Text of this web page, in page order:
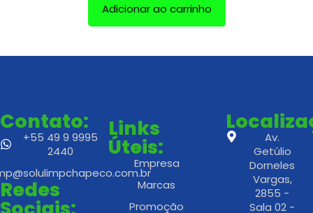
Adicionar ao carrinho
Contato:
+55 49 9 9995
2440
Redes
Links
Úteis:
Empresa
Marcas
Promoção
Av.
Getúlio
Dorneles
Vargas,
2855 -
Sala 02 -